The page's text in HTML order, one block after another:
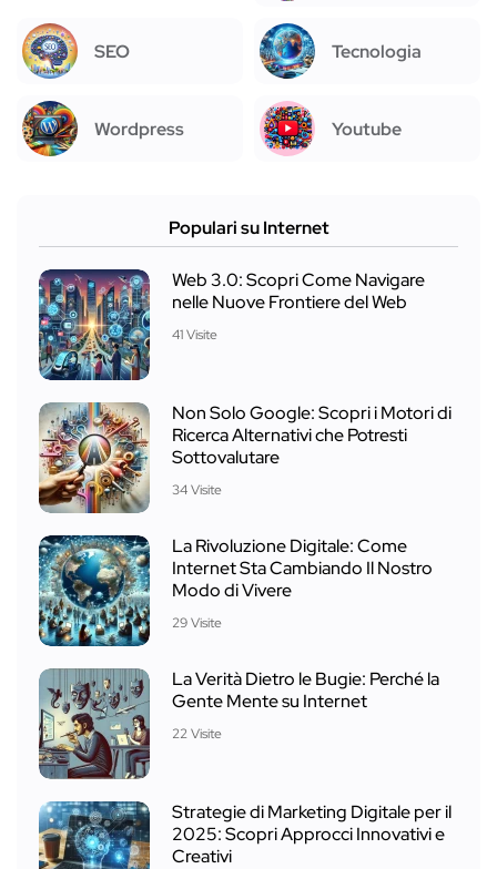
SEO Tecnologia
Wordpress Youtube
Populari su Internet
Web 3.0: Scopri Come Navigare
nelle Nuove Frontiere del Web
41 Visite
Non Solo Google: Scopri i Motori di
Ricerca Alternativi che Potresti
Sottovalutare
34 Visite
La Rivoluzione Digitale: Come
Internet Sta Cambiando Il Nostro
Modo di Vivere
29 Visite
La Verità Dietro le Bugie: Perché la
Gente Mente su Internet
22 Visite
Strategie di Marketing Digitale per il
2025: Scopri Approcci Innovativi e
Creativi